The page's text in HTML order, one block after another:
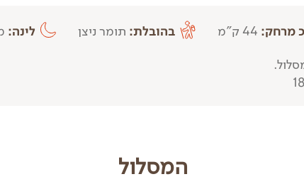
מרחק: בהובלת: תומר ניצן לינה:
המסלול